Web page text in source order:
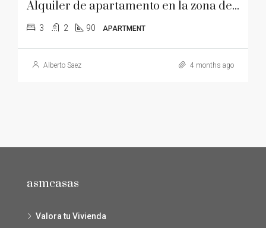
Alquiler de apartamento en la zona de Torreón
3 2 90 APARTMENT
Alberto Saez 4 months ago
asmcasas
Valora tu Vivienda